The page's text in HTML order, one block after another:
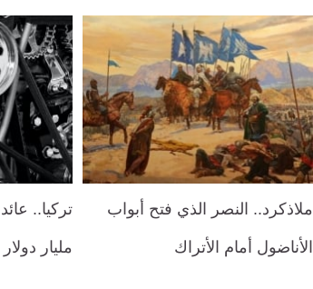
ملاذكرد.. النصر الذي فتح أبواب
الأناضول أمام الأتراك مليار دولار